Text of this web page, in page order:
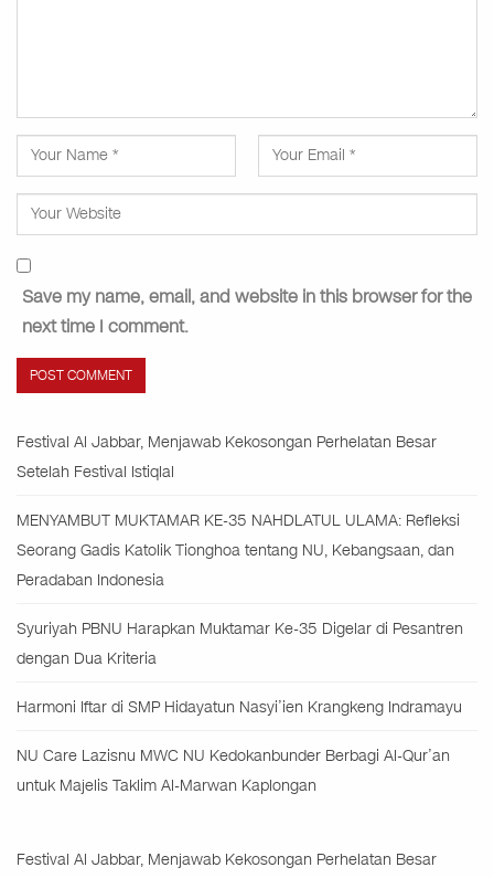
Save my name, email, and website in this browser for the
next time I comment.
Festival Al Jabbar, Menjawab Kekosongan Perhelatan Besar
Setelah Festival Istiqlal
MENYAMBUT MUKTAMAR KE-35 NAHDLATUL ULAMA: Refleksi
Seorang Gadis Katolik Tionghoa tentang NU, Kebangsaan, dan
Peradaban Indonesia
Syuriyah PBNU Harapkan Muktamar Ke-35 Digelar di Pesantren
dengan Dua Kriteria
Harmoni Iftar di SMP Hidayatun Nasyi’ien Krangkeng Indramayu
NU Care Lazisnu MWC NU Kedokanbunder Berbagi Al-Qur’an
untuk Majelis Taklim Al-Marwan Kaplongan
Festival Al Jabbar, Menjawab Kekosongan Perhelatan Besar